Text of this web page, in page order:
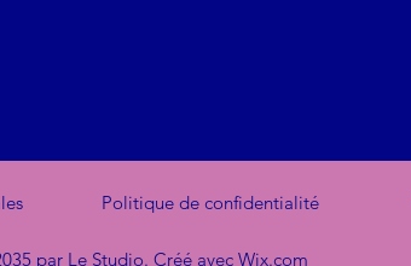
Politique de confidentialité
par Le Studio. Créé avec Wix.com